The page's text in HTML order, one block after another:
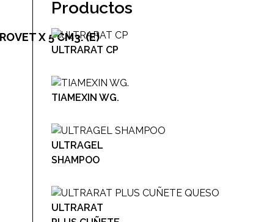
X 5 CM3. (E)
Productos
ULTRARAT CP
TIAMEXIN WG.
ULTRAGEL
SHAMPOO
ULTRARAT